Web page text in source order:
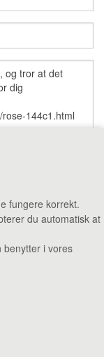
fungere korrekt.
du automatisk at
benytter i vores
27 F 3480
14 - 16